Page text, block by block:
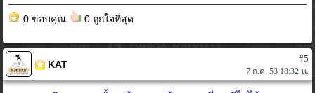
0 ขอบคุณ 0 ถูกใจที่สุด
KAT
#5
7 ก.ค. 53 18:32 น.